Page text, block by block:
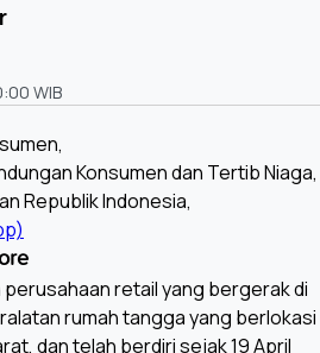
WIB
Konsumen dan Tertib Niaga,
Republik Indonesia,
retail yang bergerak di
rumah tangga yang berlokasi
dan telah berdiri sejak 19 April